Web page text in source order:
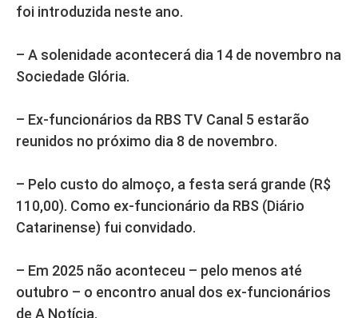
foi introduzida neste ano.
– A solenidade acontecerá dia 14 de novembro na
Sociedade Glória.
– Ex-funcionários da RBS TV Canal 5 estarão
reunidos no próximo dia 8 de novembro.
– Pelo custo do almoço, a festa será grande (R$
110,00). Como ex-funcionário da RBS (Diário
Catarinense) fui convidado.
– Em 2025 não aconteceu – pelo menos até
outubro – o encontro anual dos ex-funcionários
de A Notícia.